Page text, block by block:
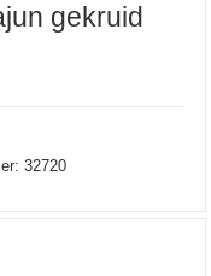
gekruid
32720